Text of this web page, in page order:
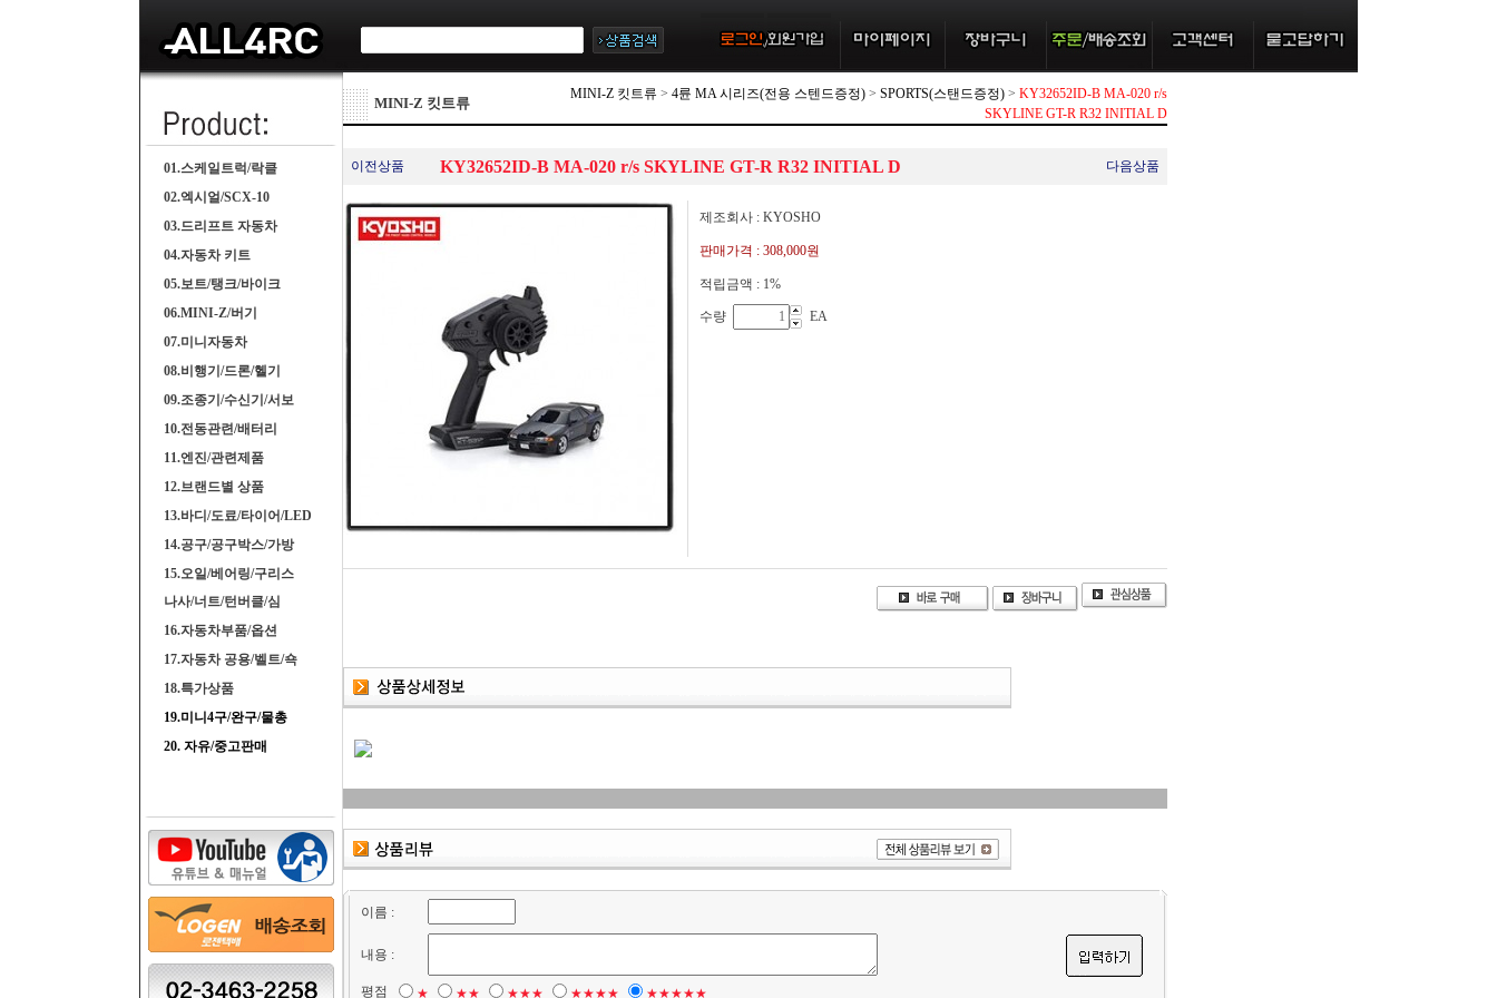
01.스케일트럭/락클
02.엑시얼/SCX-10
03.드리프트 자동차
04.자동차 키트
05.보트/탱크/바이크
06.MINI-Z/버기
07.미니자동차
08.비행기/드론/헬기
09.조종기/수신기/서보
10.전동관련/배터리
11.엔진/관련제품
12.브랜드별 상품
13.바디/도료/타이어/LED
14.공구/공구박스/가방
15.오일/베어링/구리스
나사/너트/턴버클/심
16.자동차부품/옵션
17.자동차 공용/벨트/쇽
18.특가상품
19.미니4구/완구/물총
20. 자유/중고판매
MINI-Z 킷트류
MINI-Z 킷트류 > 4륜 MA 시리즈(전용 스텐드증정) > SPORTS(스탠드증정) > KY32652ID-B MA-020 r/s
SKYLINE GT-R R32 INITIAL D
이전상품 KY32652ID-B MA-020 r/s SKYLINE GT-R R32 INITIAL D 다음상품
제조회사 : KYOSHO
판매가격 : 308,000원
적립금액 : 1%
수량 EA
이름 :
내용 :
평점 ★ ★★ ★★★ ★★★★ ★★★★★